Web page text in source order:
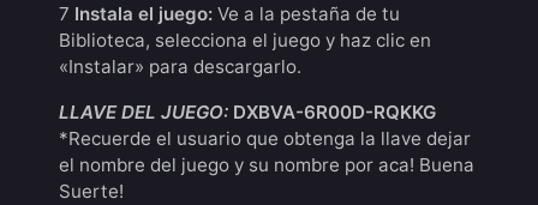
7 Instala el juego: Ve a la pestaña de tu
Biblioteca, selecciona el juego y haz clic en
«Instalar» para descargarlo.
LLAVE DEL JUEGO: DXBVA-6R00D-RQKKG
*Recuerde el usuario que obtenga la llave dejar
el nombre del juego y su nombre por aca! Buena
Suerte!